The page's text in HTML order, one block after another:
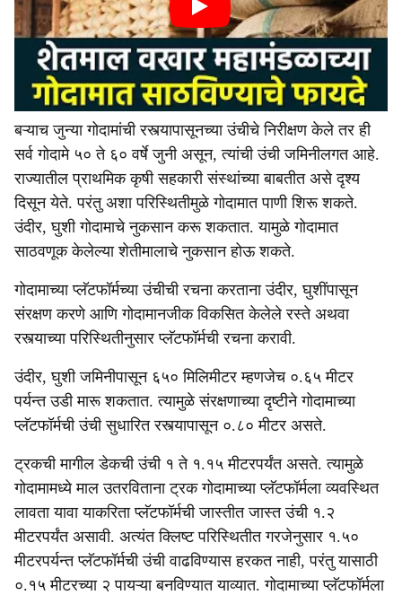
बऱ्याच जुन्या गोदामांची रस्त्यापासूनच्या उंचीचे निरीक्षण केले तर ही
सर्व गोदामे ५० ते ६० वर्षे जुनी असून, त्यांची उंची जमिनीलगत आहे.
राज्यातील प्राथमिक कृषी सहकारी संस्थांच्या बाबतीत असे दृश्य
दिसून येते. परंतु अशा परिस्थितीमुळे गोदामात पाणी शिरू शकते.
उंदीर, घुशी गोदामाचे नुकसान करू शकतात. यामुळे गोदामात
साठवणूक केलेल्या शेतीमालाचे नुकसान होऊ शकते.
गोदामाच्या प्लॅटफॉर्मच्या उंचीची रचना करताना उंदीर, घुशींपासून
संरक्षण करणे आणि गोदामानजीक विकसित केलेले रस्ते अथवा
रस्त्याच्या परिस्थितीनुसार प्लॅटफॉर्मची रचना करावी.
उंदीर, घुशी जमिनीपासून ६५० मिलिमीटर म्हणजेच ०.६५ मीटर
पर्यन्त उडी मारू शकतात. त्यामुळे संरक्षणाच्या दृष्टीने गोदामाच्या
प्लॅटफॉर्मची उंची सुधारित रस्त्यापासून ०.८० मीटर असते.
ट्रकची मागील डेकची उंची १ ते १.१५ मीटरपर्यंत असते. त्यामुळे
गोदामामध्ये माल उतरविताना ट्रक गोदामाच्या प्लॅटफॉर्मला व्यवस्थित
लावता यावा याकरिता प्लॅटफॉर्मची जास्तीत जास्त उंची १.२
मीटरपर्यंत असावी. अत्यंत क्लिष्ट परिस्थितीत गरजेनुसार १.५०
मीटरपर्यन्त प्लॅटफॉर्मची उंची वाढविण्यास हरकत नाही, परंतु यासाठी
०.१५ मीटरच्या २ पायऱ्या बनविण्यात याव्यात. गोदामाच्या प्लॅटफॉर्मला